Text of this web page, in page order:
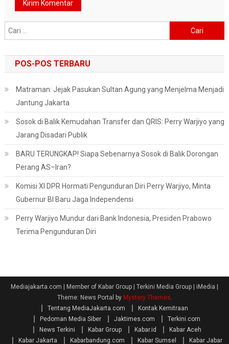
untuk:
POS-POS TERBARU
Matraman: Jejak Pasukan Sultan Agung yang Menjelma Menjadi
Jantung Jakarta
Sosok di Balik Kemudahan Transfer dan QRIS: Perry Warjiyo yang
Jarang Disadari Publik
BARU TERUNGKAP! Siapa Sebenarnya Sosok di Balik Dorongan
Perang AS–Iran?
Komisi XI DPR Hormati Pengunduran Diri Perry Warjiyo, Minta
Gubernur BI Baru Jaga Independensi
Perry Warjiyo Mundur dari Bank Indonesia, Presiden Prabowo
Terima Pengunduran Diri
Mediajakarta.com | Member of Kabar Group | Terkini Media Group | iMedia
Theme: News Portal by Mystery Themes.
Tentang MediaJakarta.com
Kontak Kemitraan
Pedoman Media Siber
Jaktimes.com
Terkini.com
News Terkini
Kabar Group Kabar.id
Kabar Aceh
Kabar Jakarta
Kabarbandung.com Kabar Sumsel Kabar Jabar